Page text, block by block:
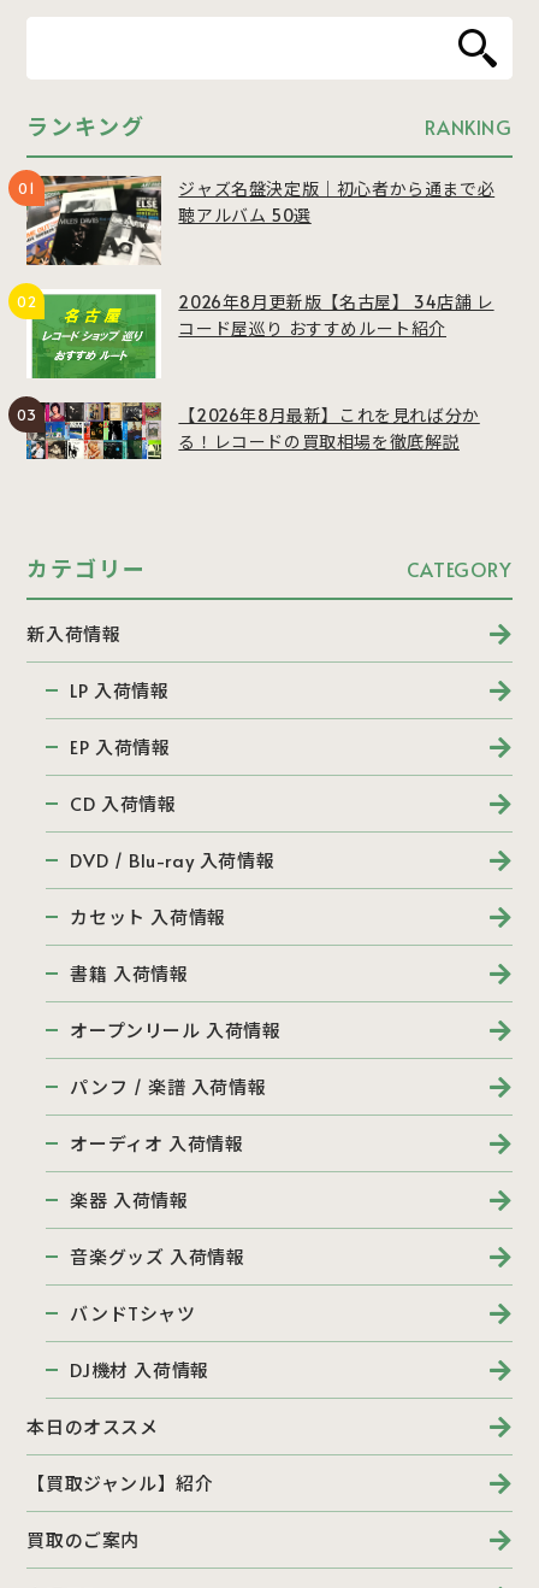
ランキング RANKING
ジャズ名盤決定版｜初心者から通まで必
聴アルバム 50選
2026年8月更新版【名古屋】 34店舗 レ
コード屋巡り おすすめルート紹介
【2026年8月最新】これを見れば分か
る！レコードの買取相場を徹底解説
カテゴリー CATEGORY
新入荷情報
LP 入荷情報
EP 入荷情報
CD 入荷情報
DVD / Blu-ray 入荷情報
カセット 入荷情報
書籍 入荷情報
オープンリール 入荷情報
パンフ / 楽譜 入荷情報
オーディオ 入荷情報
楽器 入荷情報
音楽グッズ 入荷情報
バンドTシャツ
DJ機材 入荷情報
本日のオススメ
【買取ジャンル】紹介
買取のご案内